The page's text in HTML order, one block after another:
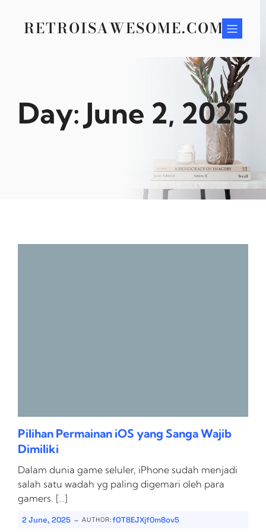
contentRETROISAWESOME.COM
Day: June 2, 2025
Pilihan Permainan iOS yang Sanga Wajib
Dimiliki
Dalam dunia game seluler, iPhone sudah menjadi
salah satu wadah yg paling digemari oleh para
gamers. […]
2 June, 2025 - AUTHOR:fOT8EJXjf0m8ov5